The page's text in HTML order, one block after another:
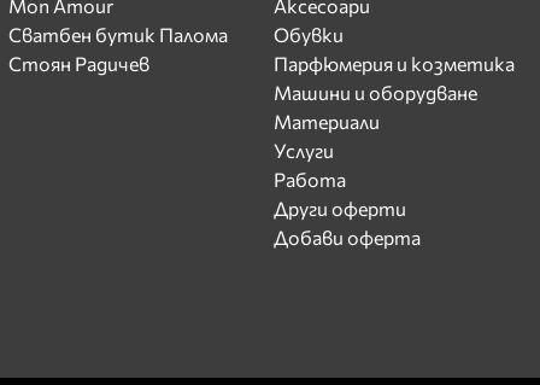
Mon Amour
Сватбен бутик Палома
Стоян Радичев
Аксесоари
Обувки
Парфюмерия и козметика
Машини и оборудване
Материали
Услуги
Работа
Други оферти
Добави оферта